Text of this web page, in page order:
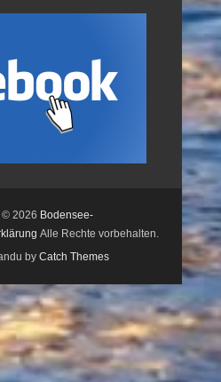
© 2026 Bodensee-
Alle Rechte vorbehalten.
by Catch Themes